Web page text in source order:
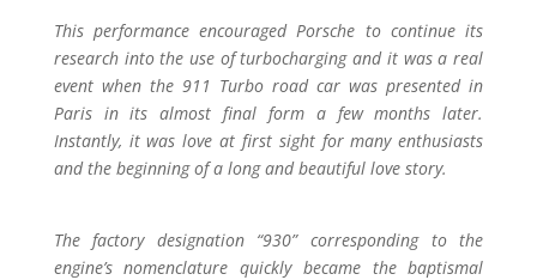
This performance encouraged Porsche to continue its
research into the use of turbocharging and it was a real
event when the 911 Turbo road car was presented in
Paris in its almost final form a few months later.
Instantly, it was love at first sight for many enthusiasts
and the beginning of a long and beautiful love story.
The factory designation “930” corresponding to the
engine’s nomenclature quickly became the baptismal